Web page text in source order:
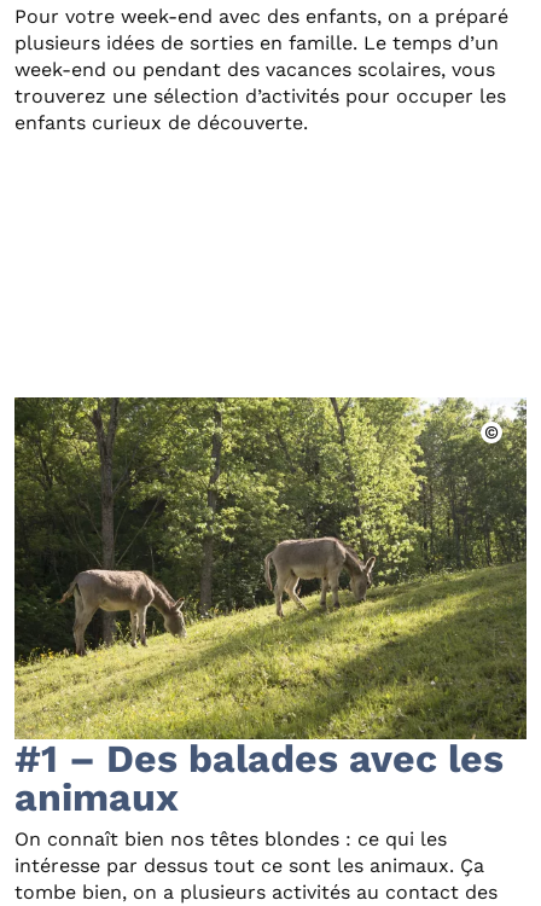
Pour votre week-end avec des enfants, on a préparé
plusieurs idées de sorties en famille. Le temps d’un
week-end ou pendant des vacances scolaires, vous
trouverez une sélection d’activités pour occuper les
enfants curieux de découverte.
#1 – Des balades avec les
animaux
On connaît bien nos têtes blondes : ce qui les
intéresse par dessus tout ce sont les animaux. Ça
tombe bien, on a plusieurs activités au contact des